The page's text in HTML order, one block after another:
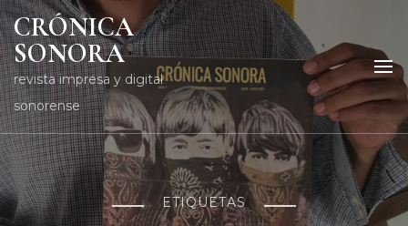
CRÓNICA
SONORA
revista impresa y digital
sonorense
ETIQUETAS